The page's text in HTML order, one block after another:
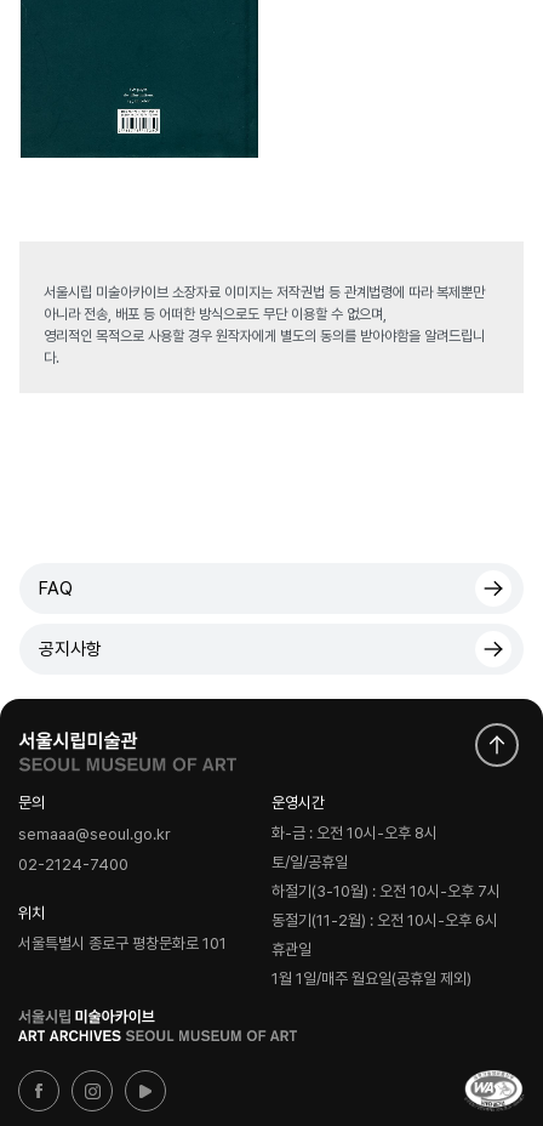
서울시립 미술아카이브 소장자료 이미지는 저작권법 등 관계법령에 따라 복제뿐만
아니라 전송, 배포 등 어떠한 방식으로도 무단 이용할 수 없으며,
영리적인 목적으로 사용할 경우 원작자에게 별도의 동의를 받아야함을 알려드립니
다.
FAQ
공지사항
문의
semaaa@seoul.go.kr
02-2124-7400
위치
서울특별시 종로구 평창문화로 101
운영시간
화-금 : 오전 10시-오후 8시
토/일/공휴일
하절기(3-10월) : 오전 10시-오후 7시
동절기(11-2월) : 오전 10시-오후 6시
휴관일
1월 1일/매주 월요일(공휴일 제외)
로
고